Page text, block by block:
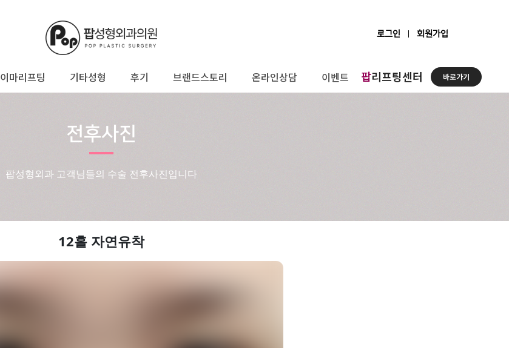
로그인 회원가입
이마리프팅 기타성형 후기 브랜드스토리 온라인상담 이벤트 팝리프팅센터 바로가기
전후사진
팝성형외과 고객님들의 수술 전후사진입니다
12홀 자연유착